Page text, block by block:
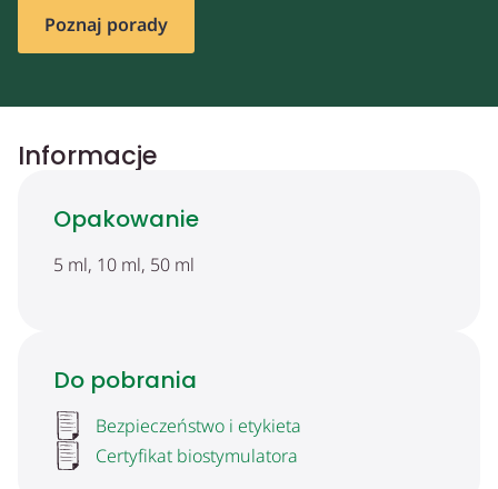
Poznaj porady
Informacje
Opakowanie
5 ml, 10 ml, 50 ml
Do pobrania
Bezpieczeństwo i etykieta
Certyfikat biostymulatora